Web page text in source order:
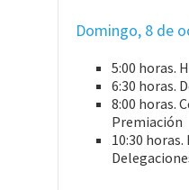
Domingo, 8 de
5:00 horas.
6:30 horas.
8:00 horas.
Premiación
10:30